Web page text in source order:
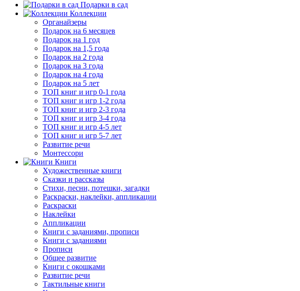
Подарки в сад
Коллекции
Органайзеры
Подарок на 6 месяцев
Подарок на 1 год
Подарок на 1,5 года
Подарок на 2 года
Подарок на 3 года
Подарок на 4 года
Подарок на 5 лет
ТОП книг и игр 0-1 года
ТОП книг и игр 1-2 года
ТОП книг и игр 2-3 года
ТОП книг и игр 3-4 года
ТОП книг и игр 4-5 лет
ТОП книг и игр 5-7 лет
Развитие речи
Монтессори
Книги
Художественные книги
Сказки и рассказы
Стихи, песни, потешки, загадки
Раскраски, наклейки, аппликации
Раскраски
Наклейки
Аппликации
Книги с заданиями, прописи
Книги с заданиями
Прописи
Общее развитие
Книги с окошками
Развитие речи
Тактильные книги